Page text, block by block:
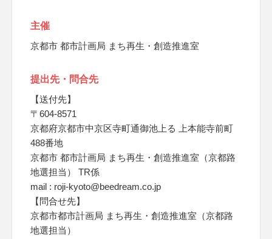
主催
京都市 都市計画局 まち再生・創造推進室
提出先・問合先
【送付先】
〒604-8571
京都府京都市中京区寺町通御池上る 上本能寺前町
488番地
京都市 都市計画局 まち再生・創造推進室（京都路
地選担当） TR係
mail : roji-kyoto@beedream.co.jp
【問合せ先】
京都市都市計画局 まち再生・創造推進室（京都路
地選担当）